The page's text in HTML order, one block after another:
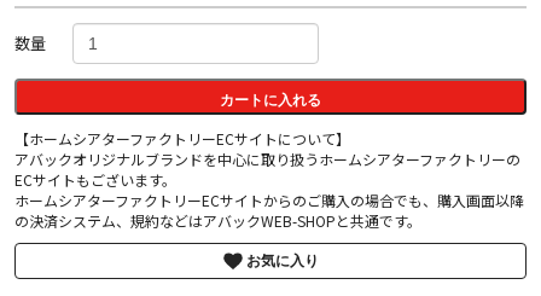
数量
カートに入れる
【ホームシアターファクトリーECサイトについて】
アバックオリジナルブランドを中心に取り扱うホームシアターファクトリーの
ECサイトもございます。
ホームシアターファクトリーECサイトからのご購入の場合でも、購入画面以降
の決済システム、規約などはアバックWEB-SHOPと共通です。
お気に入り